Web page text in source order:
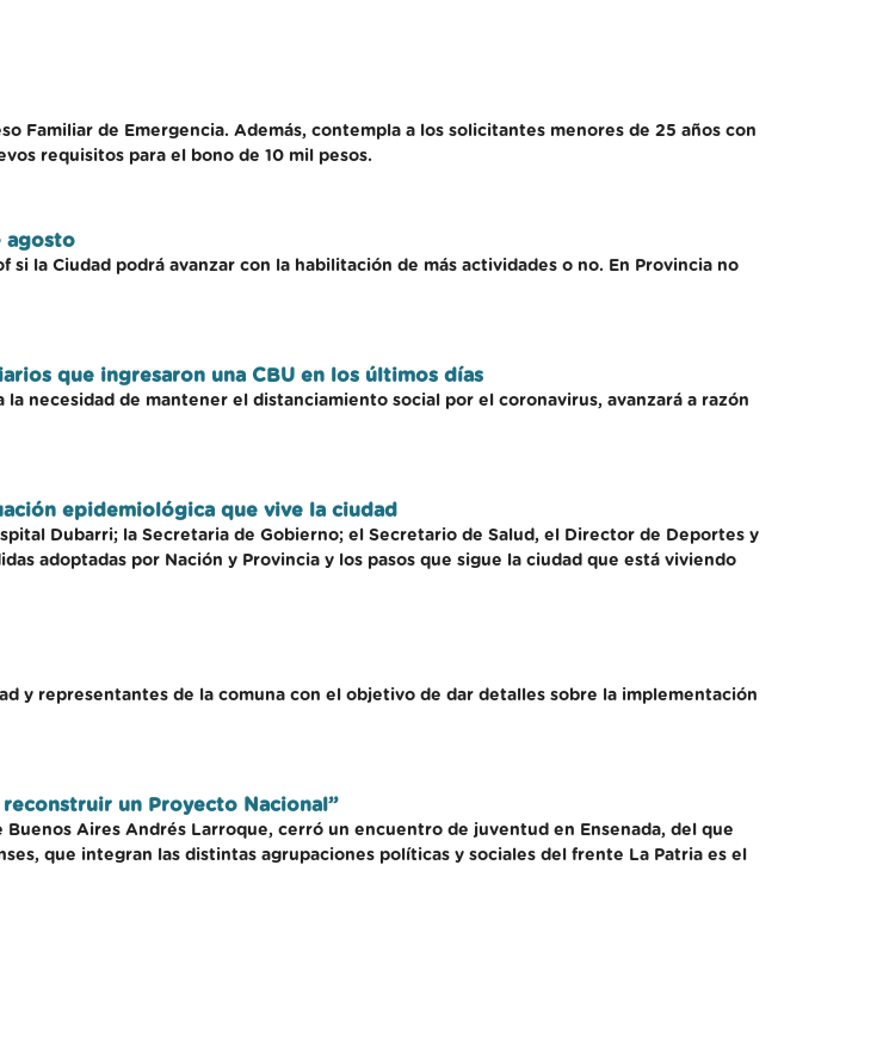
Familiar de Emergencia. Además, contempla a los solicitantes menores de 25 años con
requisitos para el bono de 10 mil pesos.
agosto
la Ciudad podrá avanzar con la habilitación de más actividades o no. En Provincia no
que ingresaron una CBU en los últimos días
necesidad de mantener el distanciamiento social por el coronavirus, avanzará a razón
epidemiológica que vive la ciudad
Dubarri; la Secretaria de Gobierno; el Secretario de Salud, el Director de Deportes y
adoptadas por Nación y Provincia y los pasos que sigue la ciudad que está viviendo
y representantes de la comuna con el objetivo de dar detalles sobre la implementación
un Proyecto Nacional”
Aires Andrés Larroque, cerró un encuentro de juventud en Ensenada, del que
que integran las distintas agrupaciones políticas y sociales del frente La Patria es el